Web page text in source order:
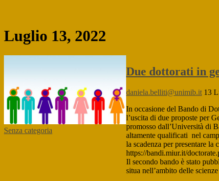
Luglio 13, 2022
Senza categoria
Due dottorati in
daniela.belliti@unimib.it 13
In occasione del Bando di
l’uscita di due proposte per
promosso dall’Università di
altamente qualificati nel
la scadenza per presentare
https://bandi.miur.it/
Il secondo bando è stato
situa nell’ambito delle